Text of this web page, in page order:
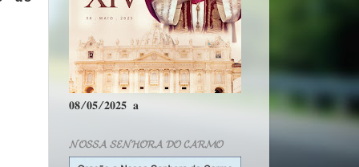
𝟎𝟖/𝟎𝟓/𝟐𝟎𝟐𝟓 𝐚
𝓝𝓞𝓢𝓢𝓐 𝓢𝓔𝓝𝓗𝓞𝓡𝓐 𝓓𝓞 𝓒𝓐𝓡𝓜𝓞